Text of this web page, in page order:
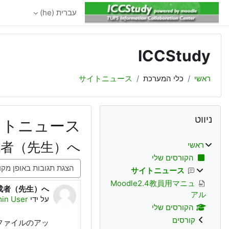
דילוג לתוכן הראשי
עברית ‎(he)‎
ICCStudy
ראשי כלי המערכת サイトニュース
ニュース
（先生）へ
מצב תצוגה
者（先生）へ
על ידי User
מספר תגובות: 0
イルのアッ
משבצות (בלוקים)
ניווט
ראשי
הקורסים שלי
サイトニュース
Moodle2.4教員用マニュ
アル
הקורסים שלי
קורסים